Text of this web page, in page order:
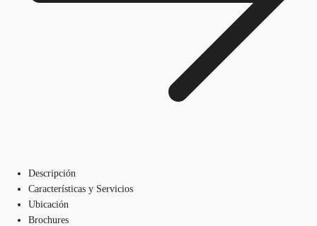
Descripción
Características y Servicios
Ubicación
Brochures